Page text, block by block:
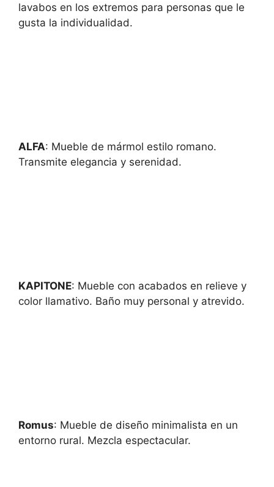
lavabos en los extremos para personas que le
gusta la individualidad.
ALFA: Mueble de mármol estilo romano.
Transmite elegancia y serenidad.
KAPITONE: Mueble con acabados en relieve y
color llamativo. Baño muy personal y atrevido.
Romus: Mueble de diseño minimalista en un
entorno rural. Mezcla espectacular.